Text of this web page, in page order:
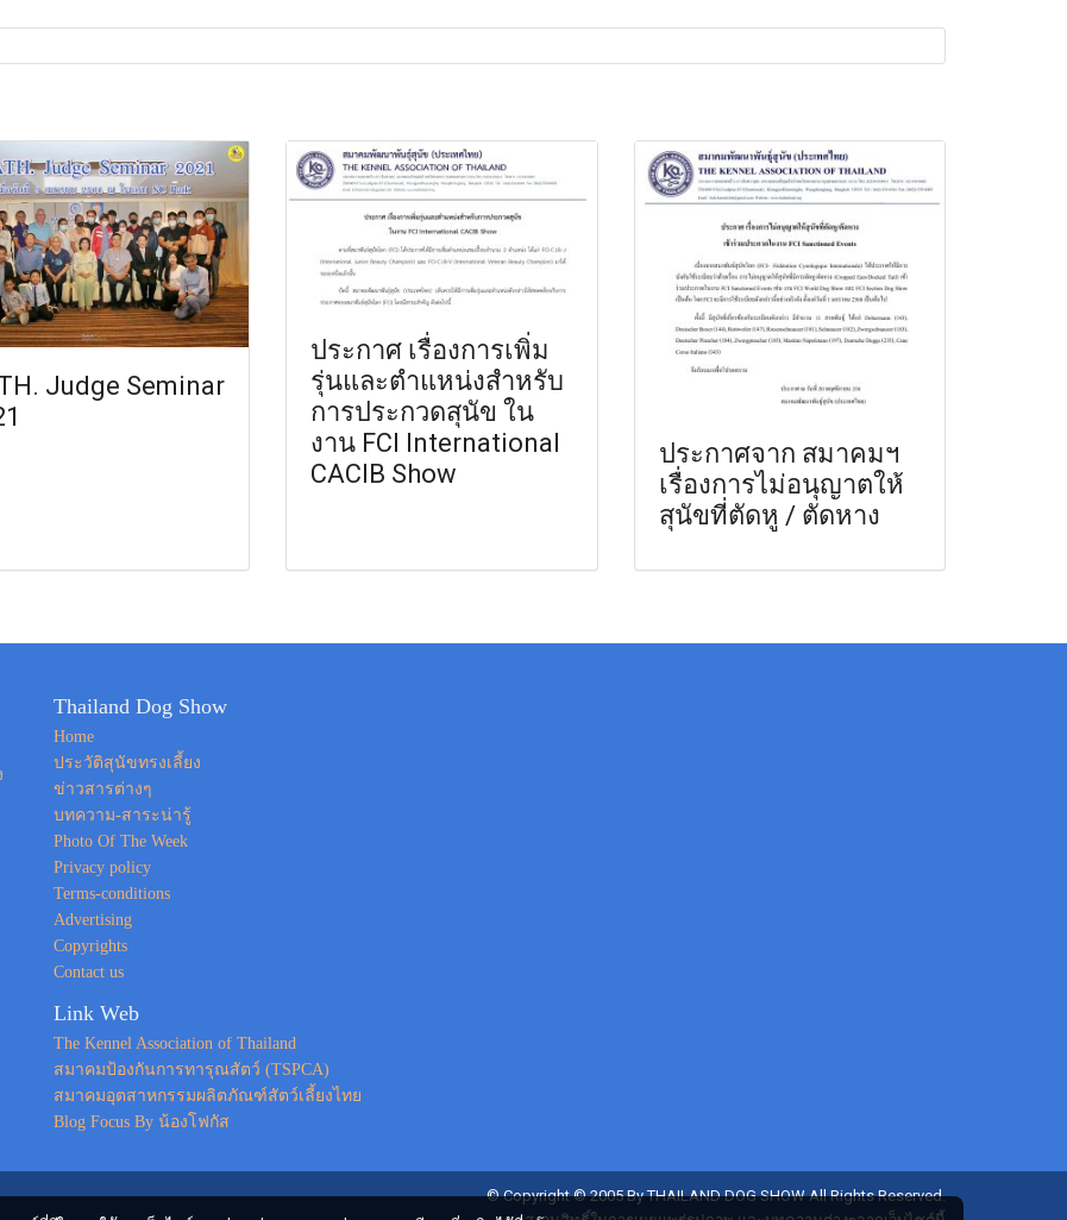
Judge Seminar
ประกาศ เรื่องการเพิ่ม
รุ่นและตำแหน่งสำหรับ
การประกวดสุนัข ใน
งาน FCI International
CACIB Show
ประกาศจาก สมาคมฯ
เรื่องการไม่อนุญาตให้
สุนัขที่ตัดหู / ตัดหาง
Thailand Dog Show
Home
ประวัติสุนัขทรงเลี้ยง
ข่าวสารต่างๆ
บทความ-สาระน่ารู้
Photo Of The Week
Privacy policy
Terms-conditions
Advertising
Copyrights
Contact us
Link Web
The Kennel Association of Thailand
สมาคมป้องกันการทารุณสัตว์ (TSPCA)
สมาคมอุตสาหกรรมผลิตภัณฑ์สัตว์เลี้ยงไทย
Blog Focus By น้องโฟกัส
© Copyright © 2005 By THAILAND DOG SHOW All Rights Reserved.